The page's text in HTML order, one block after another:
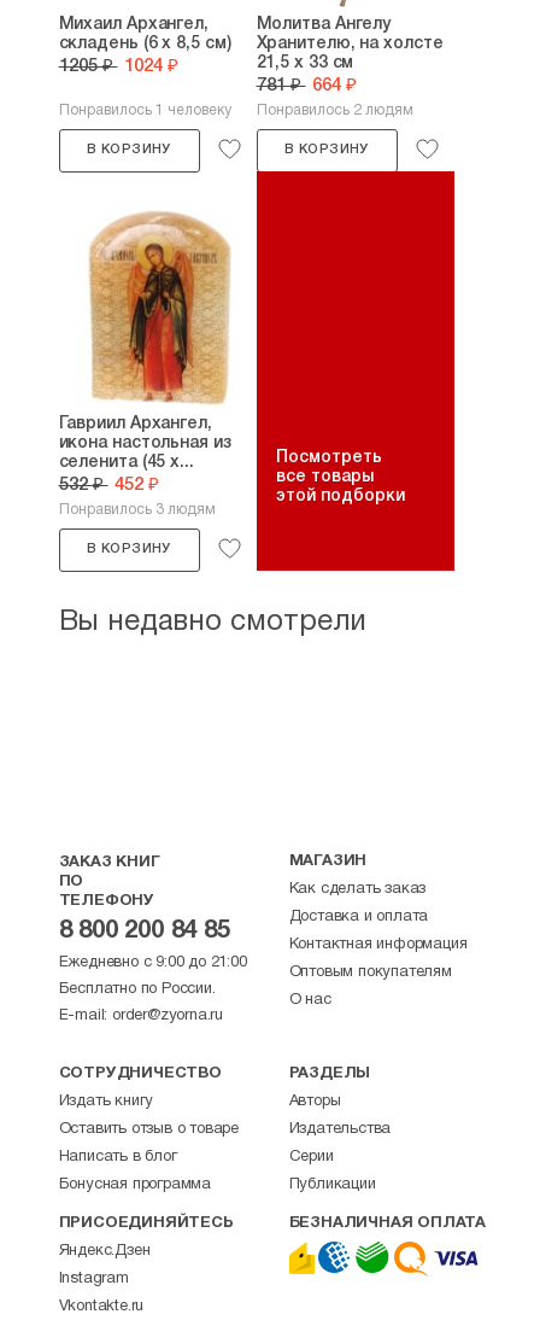
Михаил Архангел,
складень (6 х 8,5 см)
1205 ₽ 1024 ₽
Понравилось 1 человеку
В КОРЗИНУ
Молитва Ангелу
Хранителю, на холсте
21,5 х 33 см
781 ₽ 664 ₽
Понравилось 2 людям
В КОРЗИНУ
Гавриил Архангел,
икона настольная из
селенита (45 х...
532 ₽ 452 ₽
Понравилось 3 людям
В КОРЗИНУ
Посмотреть
все товары
этой подборки
Вы недавно смотрели
ЗАКАЗ КНИГ
ПО
ТЕЛЕФОНУ
8 800 200 84 85
Ежедневно с 9:00 до 21:00
Бесплатно по России.
E-mail: order@zyorna.ru
МАГАЗИН
Как сделать заказ
Доставка и оплата
Контактная информация
Оптовым покупателям
О нас
СОТРУДНИЧЕСТВО
Издать книгу
Оставить отзыв о товаре
Написать в блог
Бонусная программа
РАЗДЕЛЫ
Авторы
Издательства
Серии
Публикации
ПРИСОЕДИНЯЙТЕСЬ
Яндекс.Дзен
Instagram
Vkontakte.ru
БЕЗНАЛИЧНАЯ ОПЛАТА